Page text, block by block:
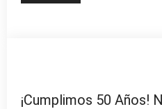
¡Cumplimos 50 Años!